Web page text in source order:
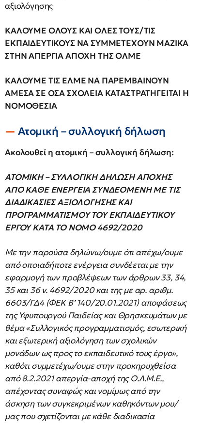
αξιολόγησης
ΚΑΛΟΥΜΕ ΟΛΟΥΣ ΚΑΙ ΟΛΕΣ ΤΟΥΣ/ΤΙΣ
ΕΚΠΑΙΔΕΥΤΙΚΟΥΣ ΝΑ ΣΥΜΜΕΤΕΧΟΥΝ ΜΑΖΙΚΑ
ΣΤΗΝ ΑΠΕΡΓΙΑ ΑΠΟΧΗ ΤΗΣ ΟΛΜΕ
ΚΑΛΟΥΜΕ ΤΙΣ ΕΛΜΕ ΝΑ ΠΑΡΕΜΒΑΙΝΟΥΝ
ΑΜΕΣΑ ΣΕ ΟΣΑ ΣΧΟΛΕΙΑ ΚΑΤΑΣΤΡΑΤΗΓΕΙΤΑΙ Η
ΝΟΜΟΘΕΣΙΑ
Ατομική – συλλογική δήλωση
Ακολουθεί η ατομική – συλλογική δήλωση:
ΑΤΟΜΙΚΗ – ΣΥΛΛΟΓΙΚΗ ΔΗΛΩΣΗ ΑΠΟΧΗΣ
ΑΠΟ ΚΑΘΕ ΕΝΕΡΓΕΙΑ ΣΥΝΔΕΟΜΕΝΗ ΜΕ ΤΙΣ
ΔΙΑΔΙΚΑΣΙΕΣ ΑΞΙΟΛΟΓΗΣΗΣ ΚΑΙ
ΠΡΟΓΡΑΜΜΑΤΙΣΜΟΥ ΤΟΥ ΕΚΠΑΙΔΕΥΤΙΚΟΥ
ΕΡΓΟΥ ΚΑΤΑ ΤΟ ΝΟΜΟ 4692/2020
Με την παρούσα δηλώνω/ουμε ότι απέχω/ουμε
από οποιαδήποτε ενέργεια συνδέεται με την
εφαρμογή των προβλέψεων των άρθρων 33, 34,
35 και 36 ν. 4692/2020 και της με αρ. αριθμ.
6603/ΓΔ4 (ΦΕΚ B’ 140/20.01.2021) αποφάσεως
της Υφυπουργού Παιδείας και Θρησκευμάτων με
θέμα «Συλλογικός προγραμματισμός, εσωτερική
και εξωτερική αξιολόγηση των σχολικών
μονάδων ως προς το εκπαιδευτικό τους έργο»,
καθότι συμμετέχω/ουμε στην προκηρυχθείσα
από 8.2.2021 απεργία-αποχή της Ο.Λ.Μ.Ε.,
απέχοντας συναφώς και νομίμως από την
άσκηση των συγκεκριμένων καθηκόντων μου/
μας που σχετίζονται με κάθε διαδικασία